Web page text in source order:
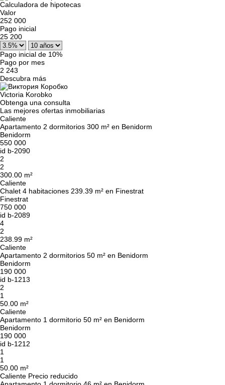
Calculadora de hipotecas
Valor
252 000
Pago inicial
25 200
Pago inicial de 10%
Pago por mes
2 243
Descubra más
Victoria Korobko
Obtenga una consulta
Las mejores ofertas inmobiliarias
Caliente
Apartamento 2 dormitorios 300 m² en Benidorm
Benidorm
550 000
id b-2090
2
2
300.00 m²
Caliente
Chalet 4 habitaciones 239.39 m² en Finestrat
Finestrat
750 000
id b-2089
4
2
238.99 m²
Caliente
Apartamento 2 dormitorios 50 m² en Benidorm
Benidorm
190 000
id b-1213
2
1
50.00 m²
Caliente
Apartamento 1 dormitorio 50 m² en Benidorm
Benidorm
190 000
id b-1212
1
1
50.00 m²
Caliente Precio reducido